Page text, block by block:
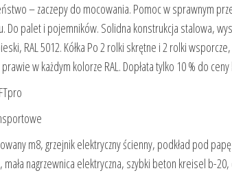
– zaczepy do mocowania. Pomoc w sprawnym
Do palet i pojemników. Solidna konstrukcja stalowa,
RAL 5012. Kółka Po 2 rolki skrętne i 2 rolki
w każdym kolorze RAL. Dopłata tylko 10 % do
m8, grzejnik elektryczny ścienny, podkład pod
nagrzewnica elektryczna, szybki beton kreisel b-